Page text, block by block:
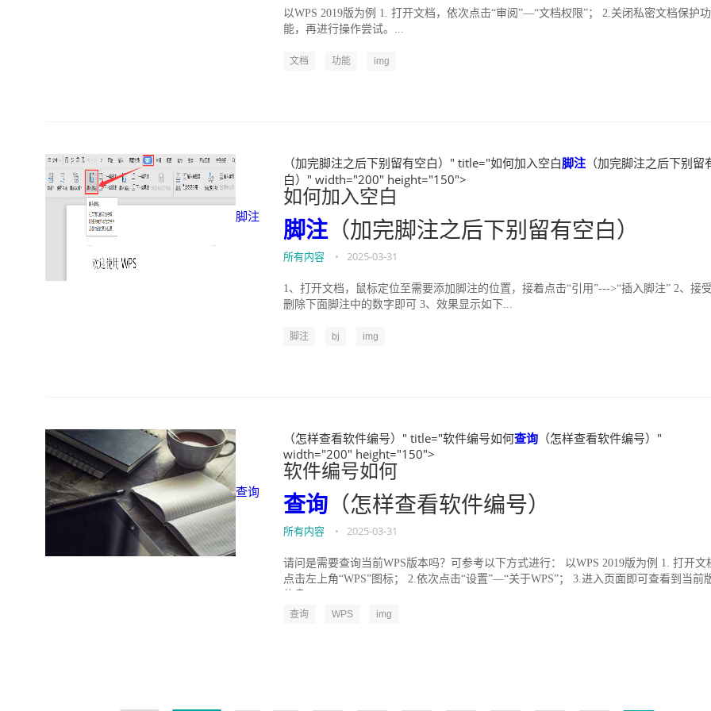
以WPS 2019版为例 1. 打开文档，依次点击“审阅”—“文档权限”； 2.关闭私密文档保护功
能，再进行操作尝试。...
文档 功能 img
脚注
（加完脚注之后下别留有空白）" title="如何加入空白脚注 （加完脚注之后下别留
白）" width="200" height="150">
如何加入空白
脚注（加完脚注之后下别留有空白）
所有内容 • 2025-03-31
1、打开文档，鼠标定位至需要添加脚注的位置，接着点击“引用”---˃“插入脚注” 2、接受
删除下面脚注中的数字即可 3、效果显示如下...
脚注 bj img
查询
（怎样查看软件编号）" title="软件编号如何查询 （怎样查看软件编号）"
width="200" height="150">
软件编号如何
查询 （怎样查看软件编号）
所有内容 • 2025-03-31
请问是需要查询当前WPS版本吗？可参考以下方式进行： 以WPS 2019版为例 1. 打开文
点击左上角“WPS”图标； 2.依次点击“设置”—“关于WPS”； 3.进入页面即可查看到当前
查询 WPS img